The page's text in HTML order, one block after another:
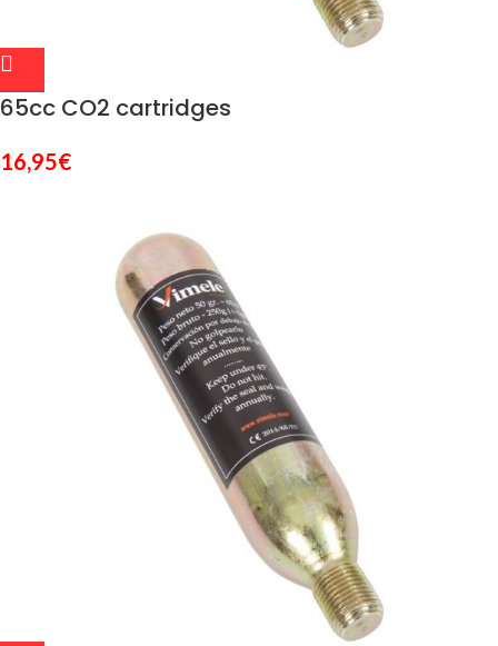
65cc CO2 cartridges
16,95€